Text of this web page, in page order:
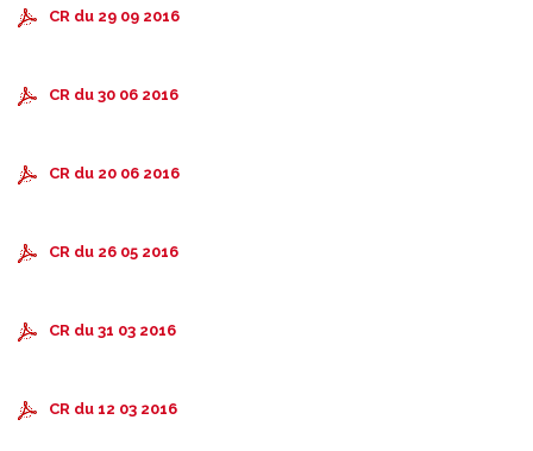
CR du 29 09 2016
CR du 30 06 2016
CR du 20 06 2016
CR du 26 05 2016
CR du 31 03 2016
CR du 12 03 2016